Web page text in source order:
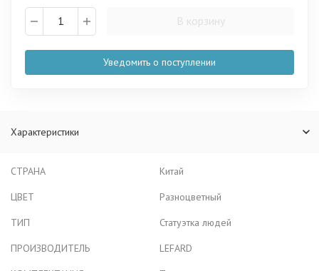
В корзину
Уведомить о поступлении
Характеристики
СТРАНА
Китай
ЦВЕТ
Разноцветный
ТИП
Статуэтка людей
ПРОИЗВОДИТЕЛЬ
LEFARD